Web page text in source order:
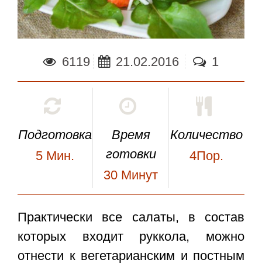
6119 21.02.2016 1
Подготовка
5 Мин.
Время
готовки
30 Минут
Количество
4Пор.
Практически все салаты, в состав
которых входит руккола, можно
отнести к вегетарианским и постным